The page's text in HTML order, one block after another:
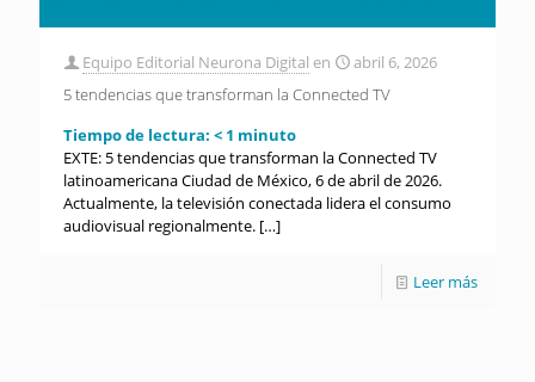
Equipo Editorial Neurona Digital en
abril 6, 2026
5 tendencias que transforman la Connected TV
Tiempo de lectura: < 1 minuto
EXTE: 5 tendencias que transforman la Connected TV
latinoamericana Ciudad de México, 6 de abril de 2026.
Actualmente, la televisión conectada lidera el consumo
audiovisual regionalmente. […]
Leer más